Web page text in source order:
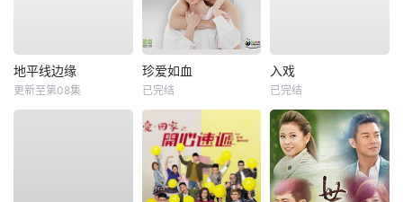
地平线边缘
更新至第08集
珍爱如血
已完结
入戏
已完结